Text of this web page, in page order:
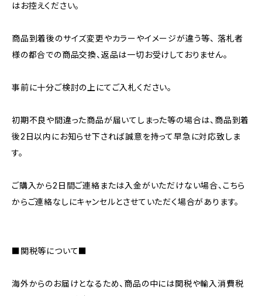
はお控えください。
商品到着後のサイズ変更やカラーやイメージが違う等、 落札者
様の都合での商品交換、返品は一切お受けしておりません。
事前に十分ご検討の上にてご入札ください。
初期不良や間違った商品が届いてしまった等の場合は、商品到着
後2日以内にお知らせ下されば誠意を持って早急に対応致しま
す。
ご購入から2日間ご連絡または入金がいただけない場合、こちら
からご連絡なしにキャンセルとさせていただく場合があります。
■関税等について■
海外からのお届けとなるため、商品の中には関税や輸入消費税